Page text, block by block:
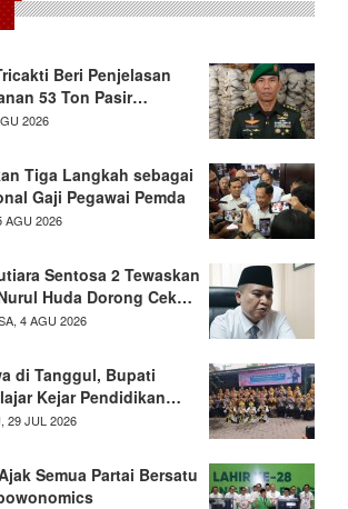
Beri Penjelasan
53 Ton Pasir…
2026
Tiga Langkah sebagai
Gaji Pegawai Pemda
AGU 2026
Sentosa 2 Tewaskan
Huda Dorong Cek…
4 AGU 2026
di Tanggul, Bupati
Kejar Pendidikan…
29 JUL 2026
Semua Partai Bersatu